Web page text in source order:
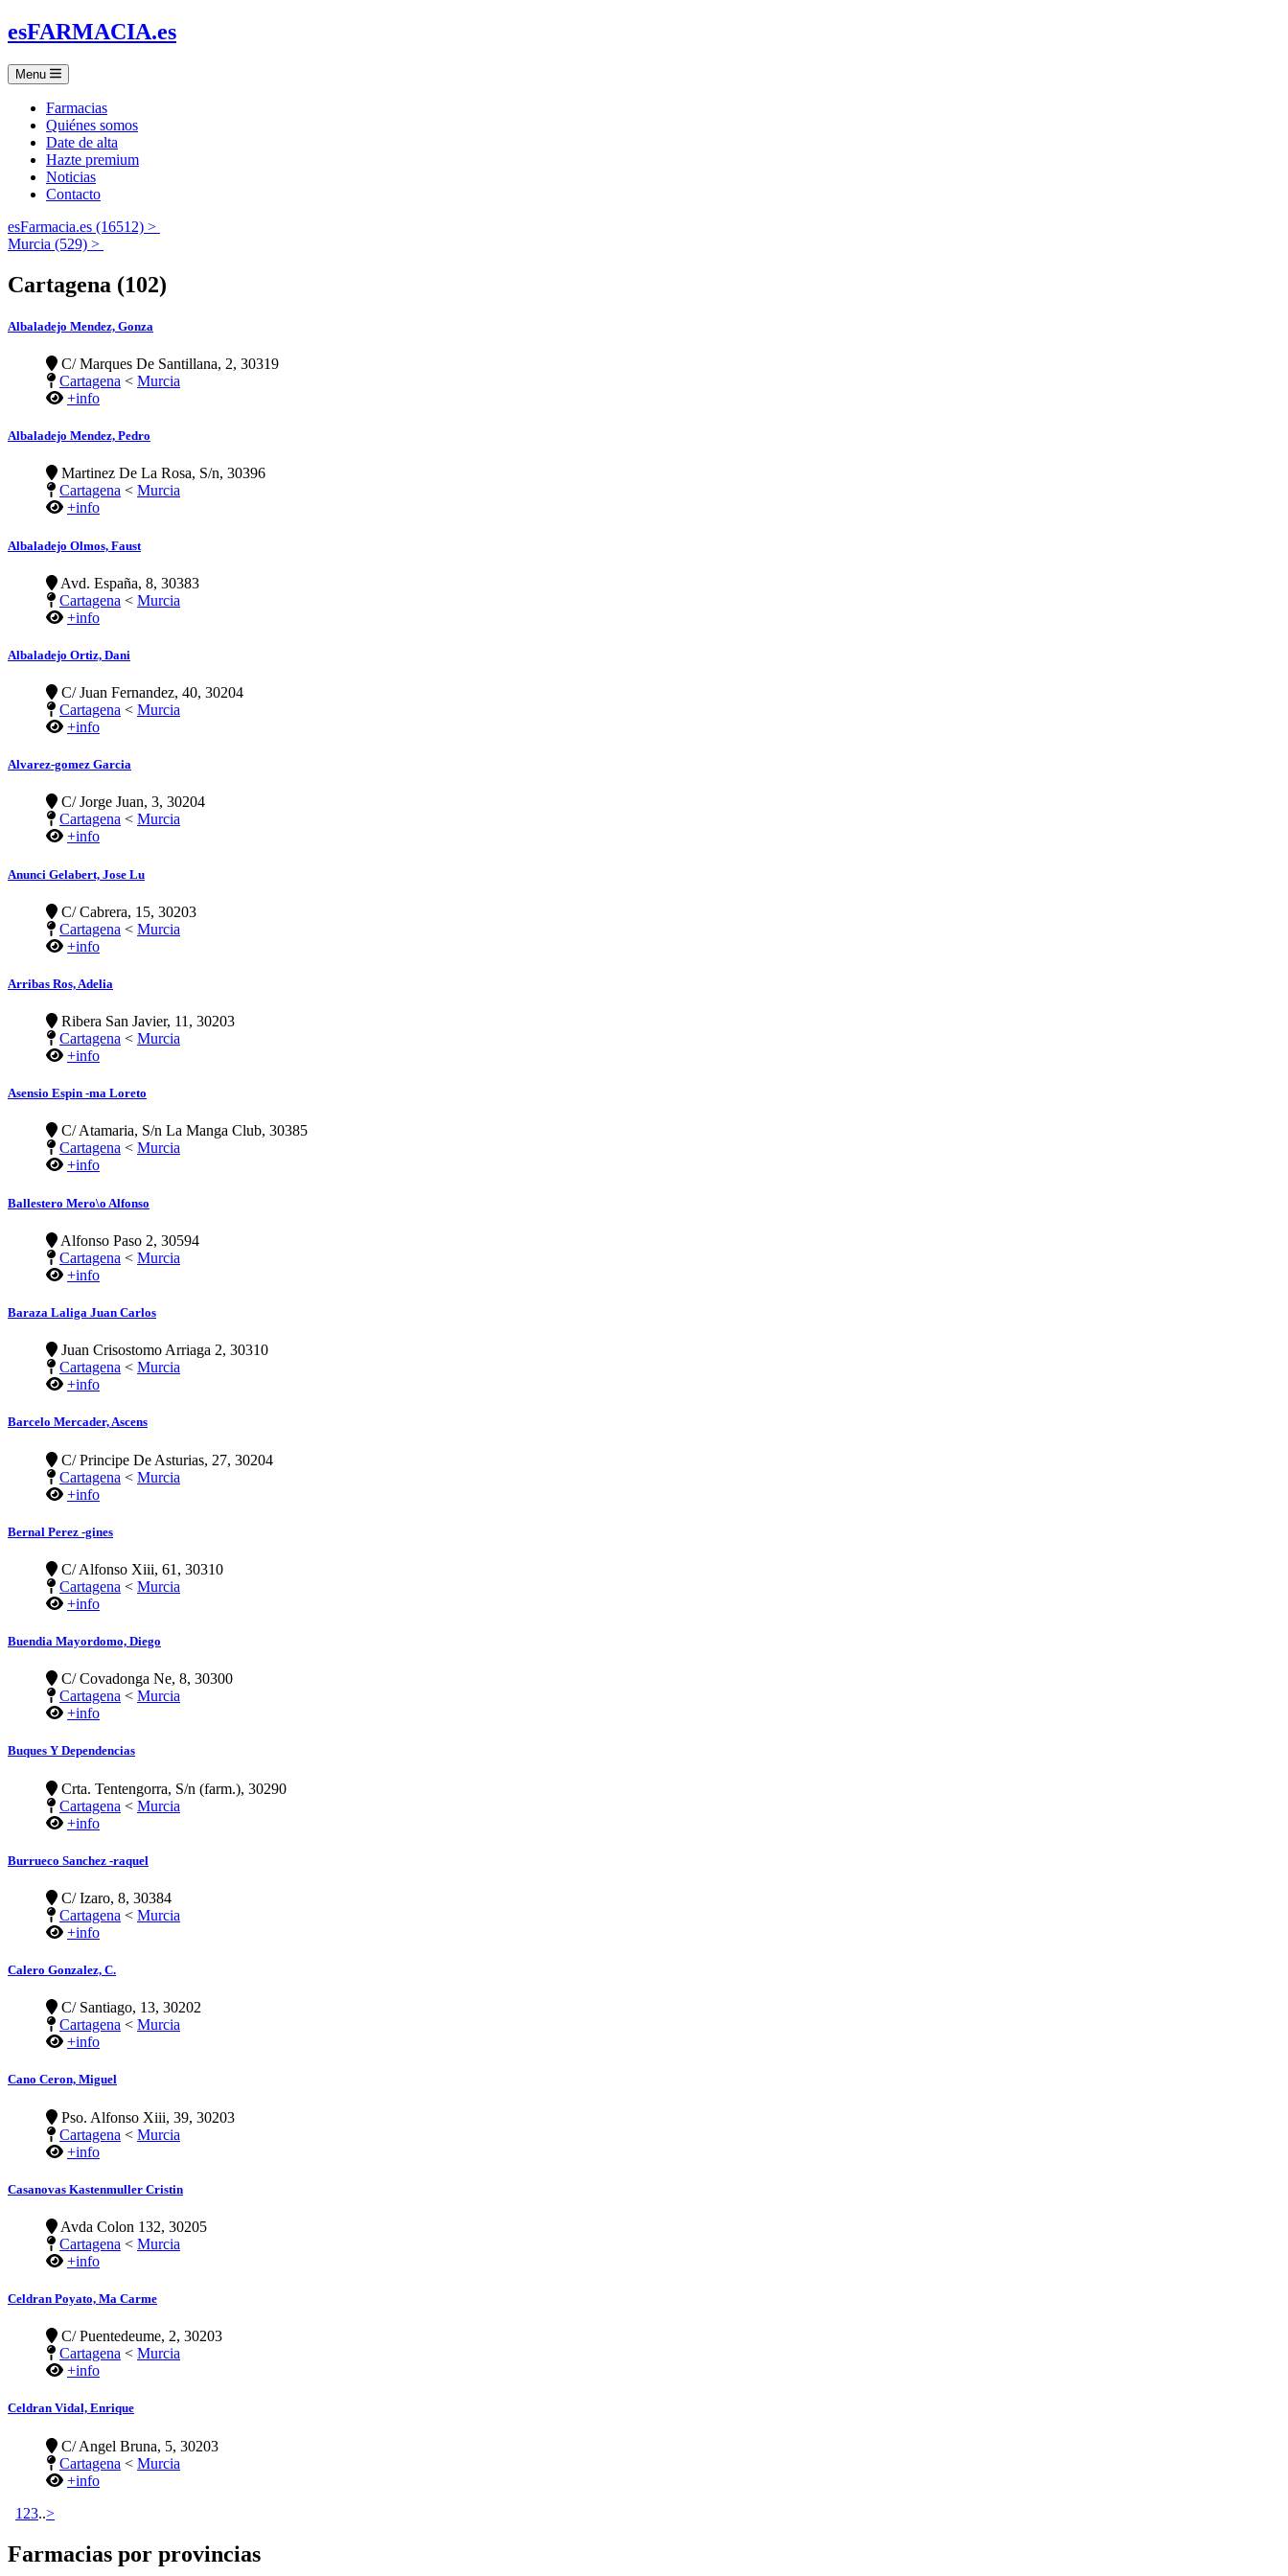
esFARMACIA.es
Menu
Farmacias
Quiénes somos
Date de alta
Hazte premium
Noticias
Contacto
esFarmacia.es (16512) >
Murcia (529) >
Cartagena (102)
Albaladejo Mendez, Gonza
C/ Marques De Santillana, 2, 30319
Cartagena < Murcia
+info
Albaladejo Mendez, Pedro
Martinez De La Rosa, S/n, 30396
Cartagena < Murcia
+info
Albaladejo Olmos, Faust
Avd. España, 8, 30383
Cartagena < Murcia
+info
Albaladejo Ortiz, Dani
C/ Juan Fernandez, 40, 30204
Cartagena < Murcia
+info
Alvarez-gomez Garcia
C/ Jorge Juan, 3, 30204
Cartagena < Murcia
+info
Anunci Gelabert, Jose Lu
C/ Cabrera, 15, 30203
Cartagena < Murcia
+info
Arribas Ros, Adelia
Ribera San Javier, 11, 30203
Cartagena < Murcia
+info
Asensio Espin -ma Loreto
C/ Atamaria, S/n La Manga Club, 30385
Cartagena < Murcia
+info
Ballestero Mero\o Alfonso
Alfonso Paso 2, 30594
Cartagena < Murcia
+info
Baraza Laliga Juan Carlos
Juan Crisostomo Arriaga 2, 30310
Cartagena < Murcia
+info
Barcelo Mercader, Ascens
C/ Principe De Asturias, 27, 30204
Cartagena < Murcia
+info
Bernal Perez -gines
C/ Alfonso Xiii, 61, 30310
Cartagena < Murcia
+info
Buendia Mayordomo, Diego
C/ Covadonga Ne, 8, 30300
Cartagena < Murcia
+info
Buques Y Dependencias
Crta. Tentengorra, S/n (farm.), 30290
Cartagena < Murcia
+info
Burrueco Sanchez -raquel
C/ Izaro, 8, 30384
Cartagena < Murcia
+info
Calero Gonzalez, C.
C/ Santiago, 13, 30202
Cartagena < Murcia
+info
Cano Ceron, Miguel
Pso. Alfonso Xiii, 39, 30203
Cartagena < Murcia
+info
Casanovas Kastenmuller Cristin
Avda Colon 132, 30205
Cartagena < Murcia
+info
Celdran Poyato, Ma Carme
C/ Puentedeume, 2, 30203
Cartagena < Murcia
+info
Celdran Vidal, Enrique
C/ Angel Bruna, 5, 30203
Cartagena < Murcia
+info
1 23..>
Farmacias por provincias